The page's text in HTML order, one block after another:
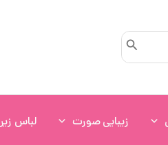
زیبایی صورت لباس زیر